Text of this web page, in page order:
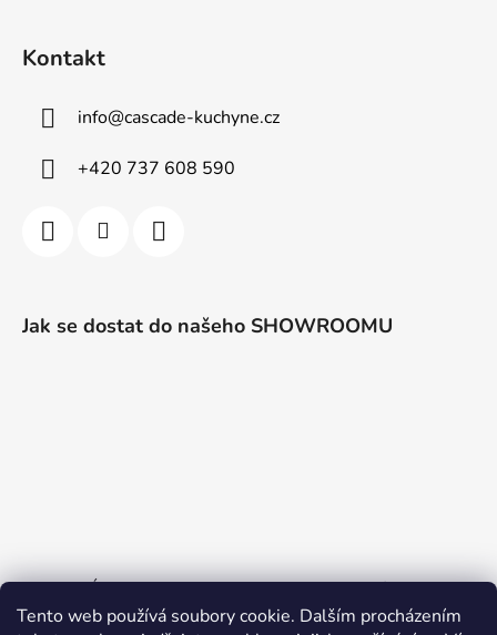
Tento web používá soubory cookie. Dalším procházením
Kontakt
info@cascade-kuchyne.cz
+420 737 608 590
Jak se dostat do našeho SHOWROOMU
PO a PÁ 10:00 - 16:00, jinak dle telefonické domluvy